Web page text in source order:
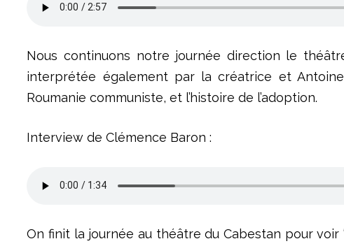
Nous continuons notre journée direction le
interprétée également par la créatrice et
Roumanie communiste, et l’histoire de l’adoption.
Interview de Clémence Baron :
On finit la journée au théâtre du Cabestan pour voir